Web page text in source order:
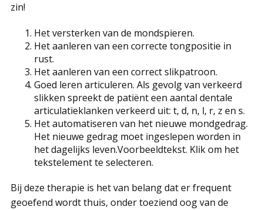
zin!
Het versterken van de mondspieren.
Het aanleren van een correcte tongpositie in
rust.
Het aanleren van een correct slikpatroon.
Goed leren articuleren. Als gevolg van verkeerd
slikken spreekt de patiënt een aantal dentale
articulatieklanken verkeerd uit: t, d, n, l, r, z en s.
Het automatiseren van het nieuwe mondgedrag.
Het nieuwe gedrag moet ingeslepen worden in
het dagelijks leven.Voorbeeldtekst. Klik om het
tekstelement te selecteren.
Bij deze therapie is het van belang dat er frequent
geoefend wordt thuis, onder toeziend oog van de